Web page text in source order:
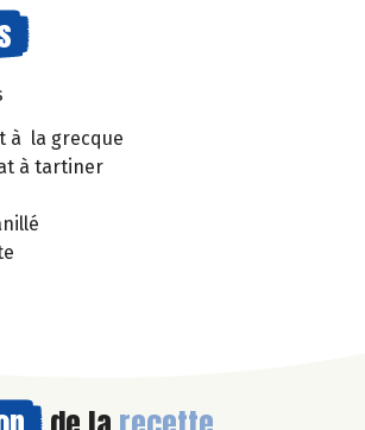
à la grecque
à tartiner